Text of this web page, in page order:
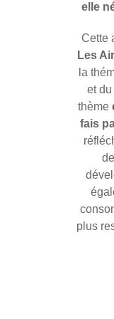
elle
Cette
Les
la
et
thème
fais
plus